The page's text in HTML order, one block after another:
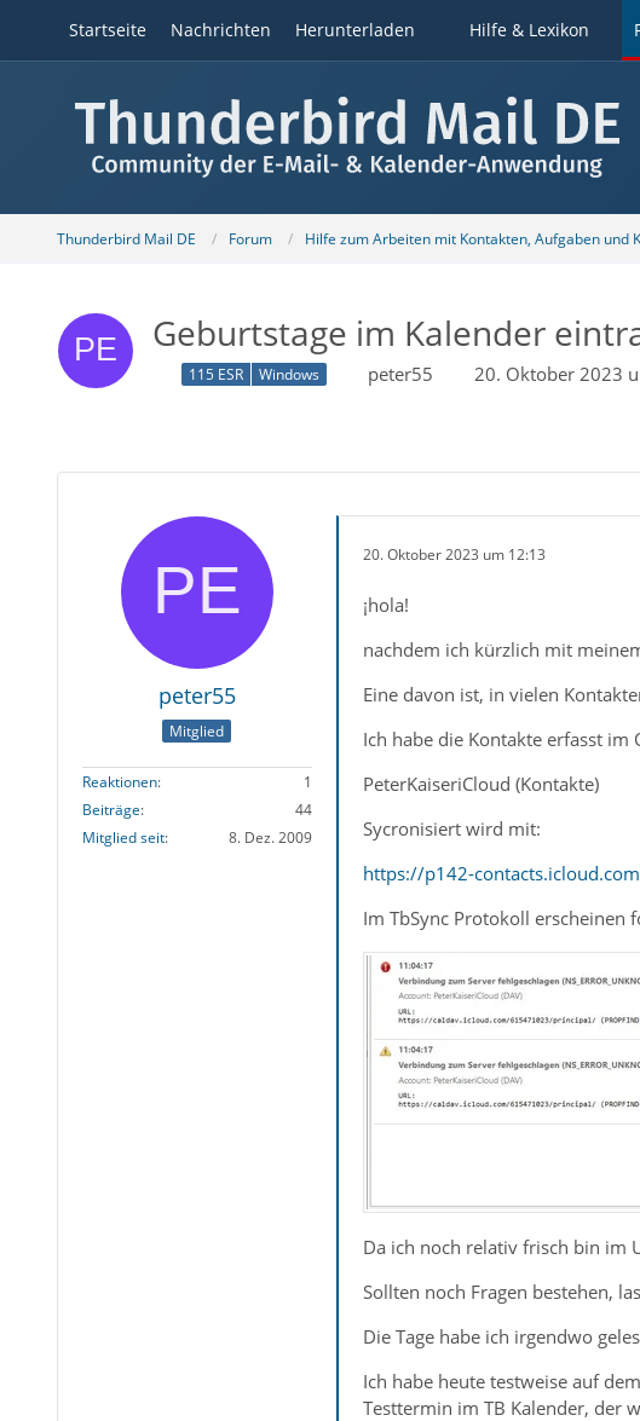
Startseite Nachrichten Herunterladen Hilfe & Lexikon
Thunderbird Mail DE Forum Hilfe zum Arbeiten mit Kontakten, Aufgaben und
Geburtstage im Kalender
115 ESR Windows peter55 20. Oktober 2023
peter55
Mitglied
Reaktionen
1
Beiträge
44
Mitglied seit
8. Dez. 2009
20. Oktober 2023 um 12:13
¡hola!
nachdem ich kürzlich mit
Eine davon ist, in vielen
Ich habe die Kontakte erfasst im
PeterKaiseriCloud (Kontakte)
Sycronisiert wird mit:
https://p142-
Im TbSync Protokoll erscheinen
Da ich noch relativ frisch bin im
Sollten noch Fragen bestehen,
Die Tage habe ich irgendwo
Ich habe heute testweise auf
Testtermin im TB Kalender, der